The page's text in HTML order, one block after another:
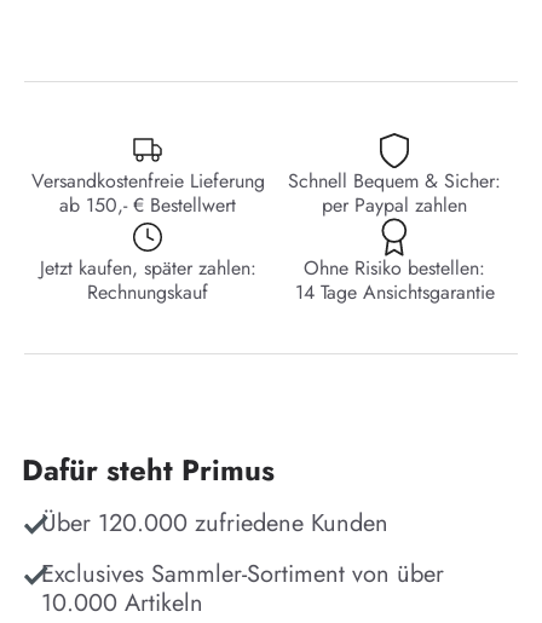
Versandkostenfreie Lieferung
ab 150,- € Bestellwert
Schnell Bequem & Sicher:
per Paypal zahlen
Jetzt kaufen, später zahlen:
Rechnungskauf
Ohne Risiko bestellen:
14 Tage Ansichtsgarantie
Dafür steht Primus
Über 120.000 zufriedene Kunden
Exclusives Sammler-Sortiment von über
10.000 Artikeln